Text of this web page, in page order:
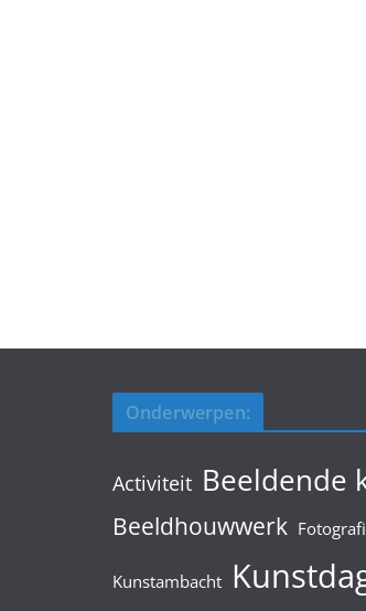
Onderwerpen:
Activiteit Beeldende
Beeldhouwwerk
Kunstambacht